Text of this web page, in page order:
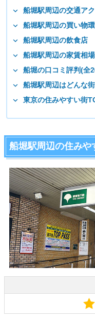
船堀駅周辺の交通ア
船堀駅周辺の買い物
船堀駅周辺の飲食店
船堀駅周辺の家賃相場
船堀の口コミ評判(全
船堀駅周辺はどんな街
東京の住みやすい街
船堀駅周辺の住みや